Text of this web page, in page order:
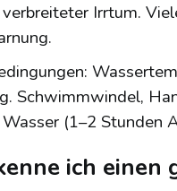
Irrtum.
Schwimmwindel,
(1–2 Stunden
ich